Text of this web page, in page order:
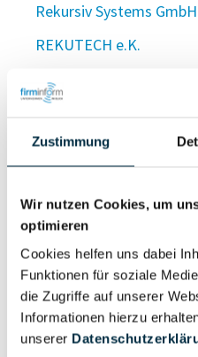
Zustimmung
Wir nutzen Cookies, um
optimieren
Cookies helfen uns dabei
Funktionen für soziale
die Zugriffe auf unserer
Informationen hierzu
unserer
Rekursiv Systems GmbH
REKUTECH e.K.
ReKuTek UG
ReKuTex
REKU Thermoforming
REKU Vertrieb Nord
RELA AG
RE:Lab UG
RELACON IT Consulting